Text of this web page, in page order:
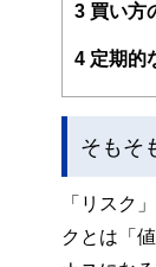
3 買い方
4 定期的
そもそ
「リスク
クとは「